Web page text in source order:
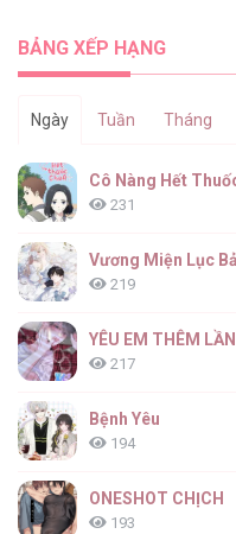
BẢNG XẾP HẠNG
Ngày Tuần Tháng
Cô Nàng Hết
231
Vương Miện Lục
219
YÊU EM THÊM
217
Bệnh Yêu
194
ONESHOT CHỊCH
193